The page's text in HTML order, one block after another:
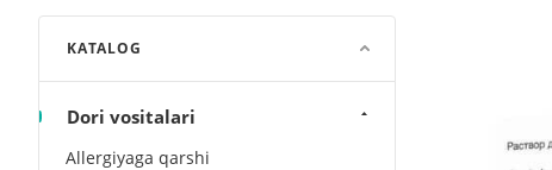
KATALOG
Dori vositalari
Allergiyaga qarshi